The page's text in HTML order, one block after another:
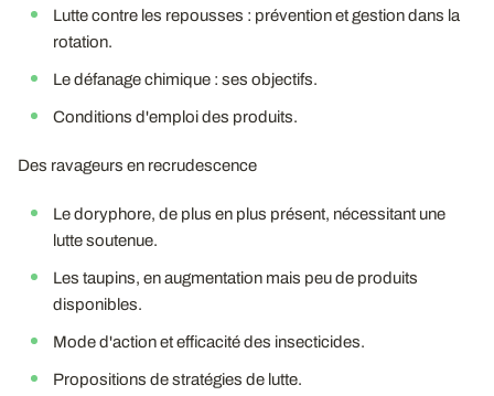
Lutte contre les repousses : prévention et gestion dans la
rotation.
Le défanage chimique : ses objectifs.
Conditions d'emploi des produits.
Des ravageurs en recrudescence
Le doryphore, de plus en plus présent, nécessitant une
lutte soutenue.
Les taupins, en augmentation mais peu de produits
disponibles.
Mode d'action et efficacité des insecticides.
Propositions de stratégies de lutte.